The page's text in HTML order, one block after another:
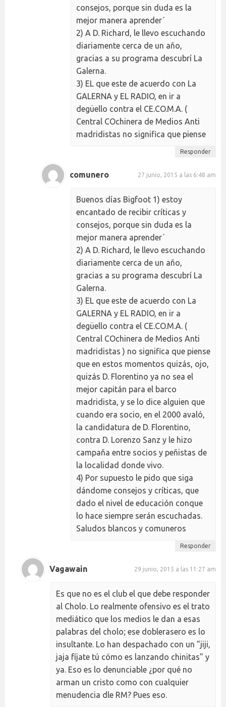
consejos, porque sin duda es la
mejor manera aprender´
2) A D. Richard, le llevo escuchando
diariamente cerca de un año,
gracias a su programa descubrí La
Galerna.
3) EL que este de acuerdo con La
GALERNA y EL RADIO, en ir a
degüello contra el CE.CO.M.A. (
Central COchinera de Medios Anti
madridistas no significa que piense
Responder
comunero 27 junio, 2015 a las 6:48 am
Buenos días Bigfoot 1) estoy
encantado de recibir críticas y
consejos, porque sin duda es la
mejor manera aprender´
2) A D. Richard, le llevo escuchando
diariamente cerca de un año,
gracias a su programa descubrí La
Galerna.
3) EL que este de acuerdo con La
GALERNA y EL RADIO, en ir a
degüello contra el CE.CO.M.A. (
Central COchinera de Medios Anti
madridistas ) no significa que piense
que en estos momentos quizás, ojo,
quizás D. Florentino ya no sea el
mejor capitán para el barco
madridista, y se lo dice alguien que
cuando era socio, en el 2000 avaló,
la candidatura de D. Florentino,
contra D. Lorenzo Sanz y le hizo
campaña entre socios y peñistas de
la localidad donde vivo.
4) Por supuesto le pido que siga
dándome consejos y críticas, que
dado el nivel de educación conque
lo hace siempre serán escuchadas.
Saludos blancos y comuneros
Responder
Vagawain 29 junio, 2015 a las 11:27 am
Es que no es el club el que debe responder
al Cholo. Lo realmente ofensivo es el trato
mediático que los medios le dan a esas
palabras del cholo; ese doblerasero es lo
insultante. Lo han despachado con un "jiji,
jaja fíjate tú cómo es lanzando chinitas" y
ya. Eso es lo denunciable ¿por qué no
arman un cristo como con cualquier
menudencia dle RM? Pues eso.